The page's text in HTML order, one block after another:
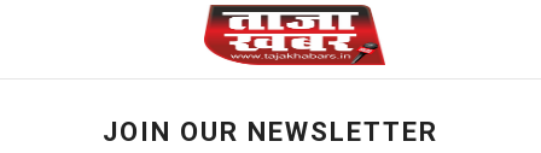
JOIN OUR NEWSLETTER